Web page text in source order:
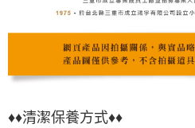
♦♦清潔保養方式♦♦